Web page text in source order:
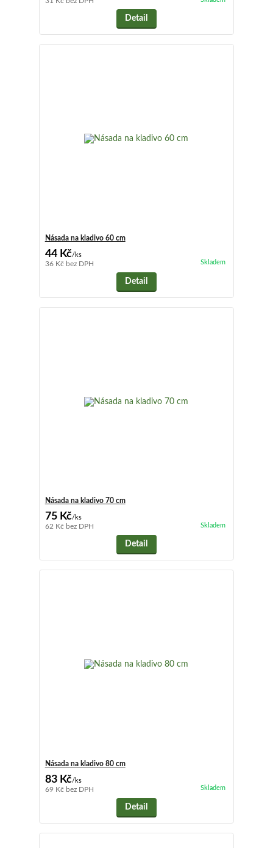
Detail
Násada na kladivo 60 cm
44 Kč/ks
36 Kč bez DPH Skladem
Detail
Násada na kladivo 70 cm
75 Kč/ks
62 Kč bez DPH Skladem
Detail
Násada na kladivo 80 cm
83 Kč/ks
69 Kč bez DPH Skladem
Detail